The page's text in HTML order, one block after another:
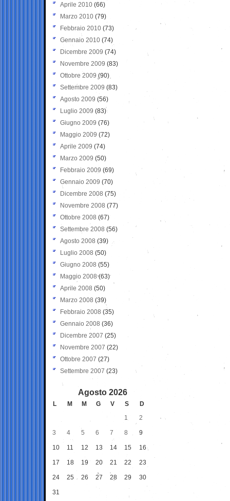
Aprile 2010 (66)
Marzo 2010 (79)
Febbraio 2010 (73)
Gennaio 2010 (74)
Dicembre 2009 (74)
Novembre 2009 (83)
Ottobre 2009 (90)
Settembre 2009 (83)
Agosto 2009 (56)
Luglio 2009 (83)
Giugno 2009 (76)
Maggio 2009 (72)
Aprile 2009 (74)
Marzo 2009 (50)
Febbraio 2009 (69)
Gennaio 2009 (70)
Dicembre 2008 (75)
Novembre 2008 (77)
Ottobre 2008 (67)
Settembre 2008 (56)
Agosto 2008 (39)
Luglio 2008 (50)
Giugno 2008 (55)
Maggio 2008(63)
Aprile 2008 (50)
Marzo 2008 (39)
Febbraio 2008 (35)
Gennaio 2008 (36)
Dicembre 2007 (25)
Novembre 2007 (22)
Ottobre 2007 (27)
Settembre 2007 (23)
Agosto 2026
L M M G V S
D
1
2
3 4 5 6 7 8 9
10 11 12 13 14 15 16
17 18 19 20 21 22 23
24 25 26 27 28 29 30
31